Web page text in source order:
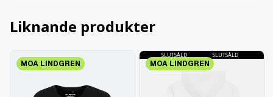
Liknande produkter
MOA LINDGREN
SLUTSÅLD SLUTSÅLD
MOA LINDGREN